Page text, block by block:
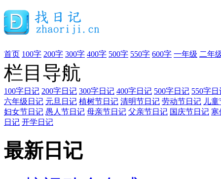
首页 100字 200字 300字 400字 500字 550字 600字 一年级 二年
栏目导航
100字日记 200字日记 300字日记 400字日记 500字日记 550字日
六年级日记 元旦日记 植树节日记 清明节日记 劳动节日记 儿
妇女节日记 愚人节日记 母亲节日记 父亲节日记 国庆节日记 寒
日记 开学日记
最新日记